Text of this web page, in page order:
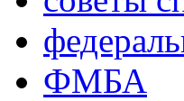
ФМБА